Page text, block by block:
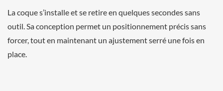
La coque s’installe et se retire en quelques secondes sans
outil. Sa conception permet un positionnement précis sans
forcer, tout en maintenant un ajustement serré une fois en
place.